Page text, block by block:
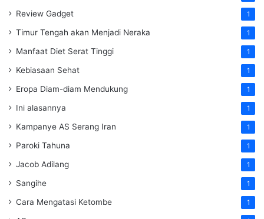
Review Gadget 1
Timur Tengah akan Menjadi Neraka 1
Manfaat Diet Serat Tinggi 1
Kebiasaan Sehat 1
Eropa Diam-diam Mendukung 1
Ini alasannya 1
Kampanye AS Serang Iran 1
Paroki Tahuna 1
Jacob Adilang 1
Sangihe 1
Cara Mengatasi Ketombe 1